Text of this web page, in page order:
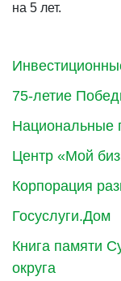
75-летие
Национальные
Центр «Мой
Корпорация
Госуслуги.Дом
Книга памяти
округа
на 5 лет.